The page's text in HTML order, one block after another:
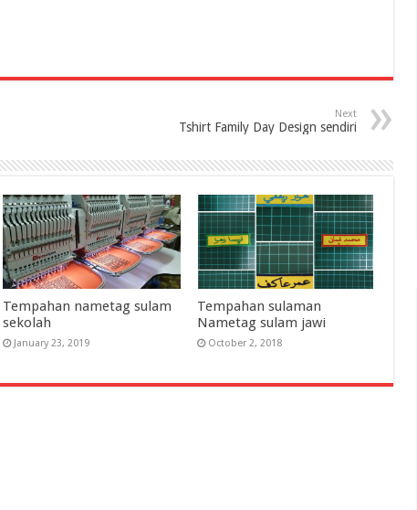
Next
Tshirt Family Day Design sendiri
Tempahan nametag sulam
sekolah
January 23, 2019
Tempahan sulaman
Nametag sulam jawi
October 2, 2018